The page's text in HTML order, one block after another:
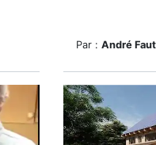
Par : André